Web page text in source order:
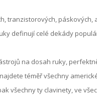
tranzistorových,
definují celé dekády
na dosah ruky,
téměř všechny
všechny ty clavinety, ve